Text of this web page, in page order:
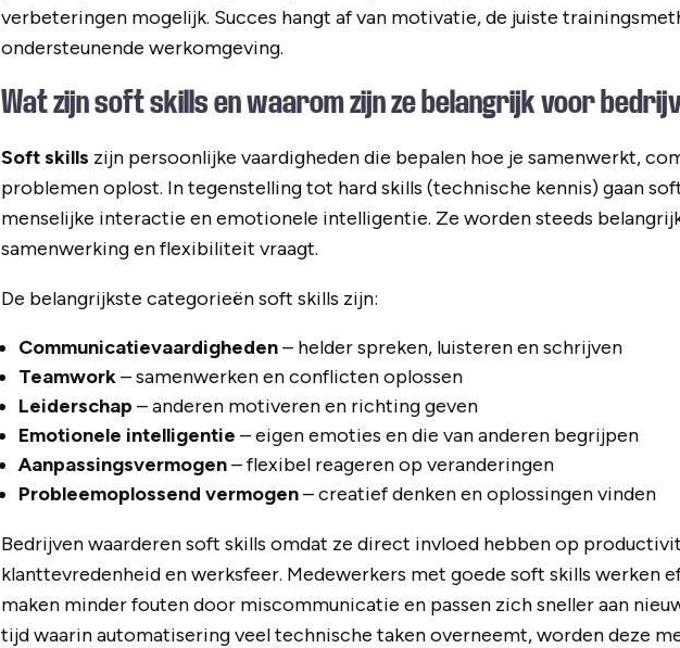
verbeteringen mogelijk. Succes hangt af van motivatie, de juiste
ondersteunende werkomgeving.
Wat zijn soft skills en waarom zijn ze belangrijk voor
Soft skills zijn persoonlijke vaardigheden die bepalen hoe je samenwerkt,
problemen oplost. In tegenstelling tot hard skills (technische kennis) gaan
menselijke interactie en emotionele intelligentie. Ze worden steeds
samenwerking en flexibiliteit vraagt.
De belangrijkste categorieën soft skills zijn:
Communicatievaardigheden– helder spreken, luisteren en schrijven
Teamwork– samenwerken en conflicten oplossen
Leiderschap – anderen motiveren en richting geven
Emotionele intelligentie – eigen emoties en die van anderen begrijpen
Aanpassingsvermogen– flexibel reageren op veranderingen
Probleemoplossend vermogen– creatief denken en oplossingen vinden
Bedrijven waarderen soft skills omdat ze direct invloed hebben op
klanttevredenheid en werksfeer. Medewerkers met goede soft skills werken
maken minder fouten door miscommunicatie en passen zich sneller aan
tijd waarin automatisering veel technische taken overneemt, worden deze